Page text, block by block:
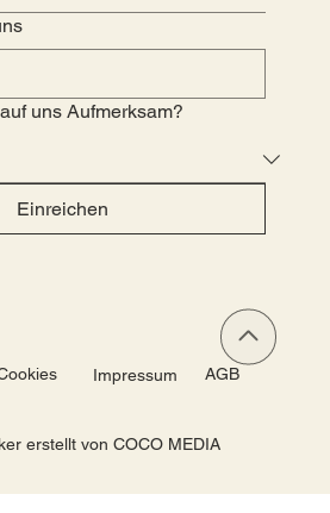
uns Aufmerksam?
Einreichen
Impressum AGB
erstellt von COCO MEDIA